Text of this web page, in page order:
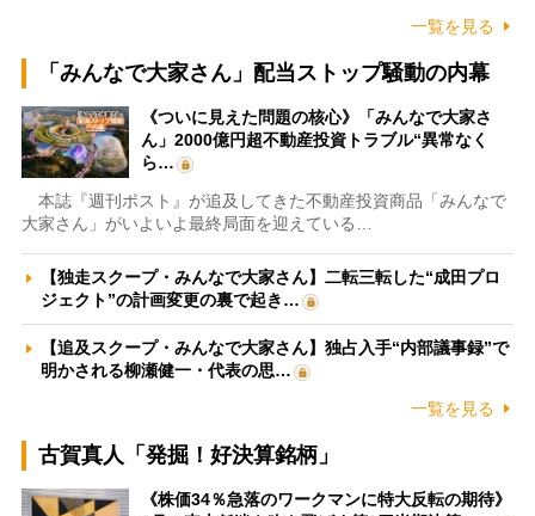
一覧を見る
「みんなで大家さん」配当ストップ騒動の内幕
《ついに見えた問題の核心》「みんなで大家さ
ん」2000億円超不動産投資トラブル“異常なく
ら…
本誌『週刊ポスト』が追及してきた不動産投資商品「みんなで
大家さん」がいよいよ最終局面を迎えている…
【独走スクープ・みんなで大家さん】二転三転した“成田プロ
ジェクト”の計画変更の裏で起き…
【追及スクープ・みんなで大家さん】独占入手“内部議事録”で
明かされる柳瀬健一・代表の思…
一覧を見る
古賀真人「発掘！好決算銘柄」
《株価34％急落のワークマンに特大反転の期待》